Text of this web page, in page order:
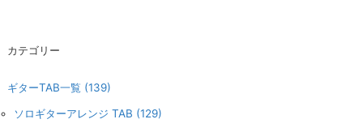
カテゴリー
ギターTAB一覧 (139)
ソロギターアレンジ TAB (129)